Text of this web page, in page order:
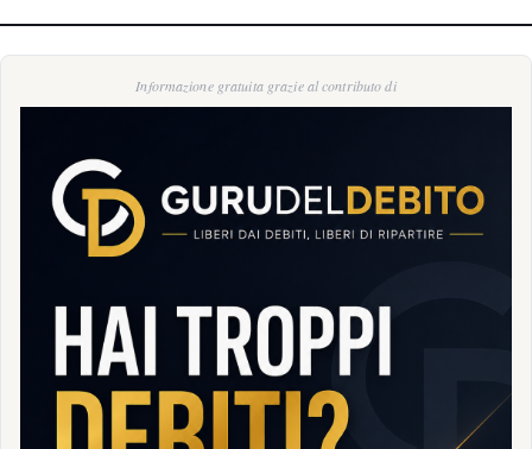
Informazione gratuita grazie al contributo di